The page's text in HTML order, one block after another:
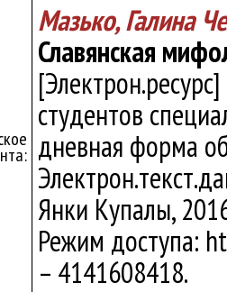
Мазько, Галина
Славянская
студентов
дневная форма
Янки Купалы,
Режим доступа:
– 4141608418.